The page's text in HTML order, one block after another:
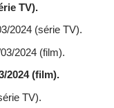
TV).
2024 (série TV).
2024 (film).
2024 (film).
TV).